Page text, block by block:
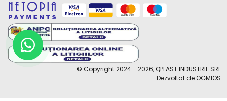
© Copyright 2024 - 2026, QPLAST INDUSTRIE SRL
Dezvoltat de OGMIOS